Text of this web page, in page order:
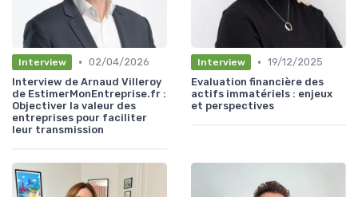
Interview • 02/04/2026
Interview de Arnaud Villeroy
de EstimerMonEntreprise.fr :
Objectiver la valeur des
entreprises pour faciliter
leur transmission
Interview • 19/12/2025
Evaluation financière des
actifs immatériels : enjeux
et perspectives